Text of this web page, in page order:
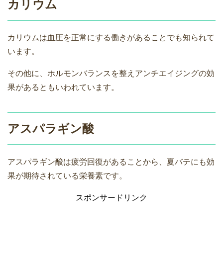
カリウム
カリウムは血圧を正常にする働きがあることでも知られて
います。
その他に、ホルモンバランスを整えアンチエイジングの効
果があるともいわれています。
アスパラギン酸
アスパラギン酸は疲労回復があることから、夏バテにも効
果が期待されている栄養素です。
スポンサードリンク